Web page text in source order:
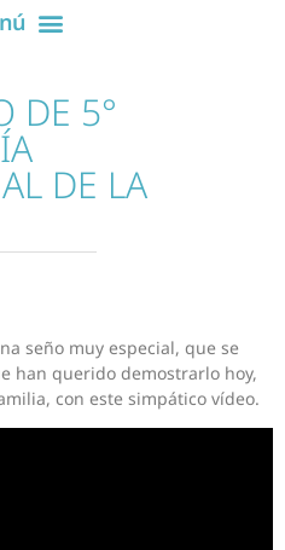
DE 5°
DE LA
seño muy especial, que se
han querido demostrarlo hoy,
con este simpático vídeo.